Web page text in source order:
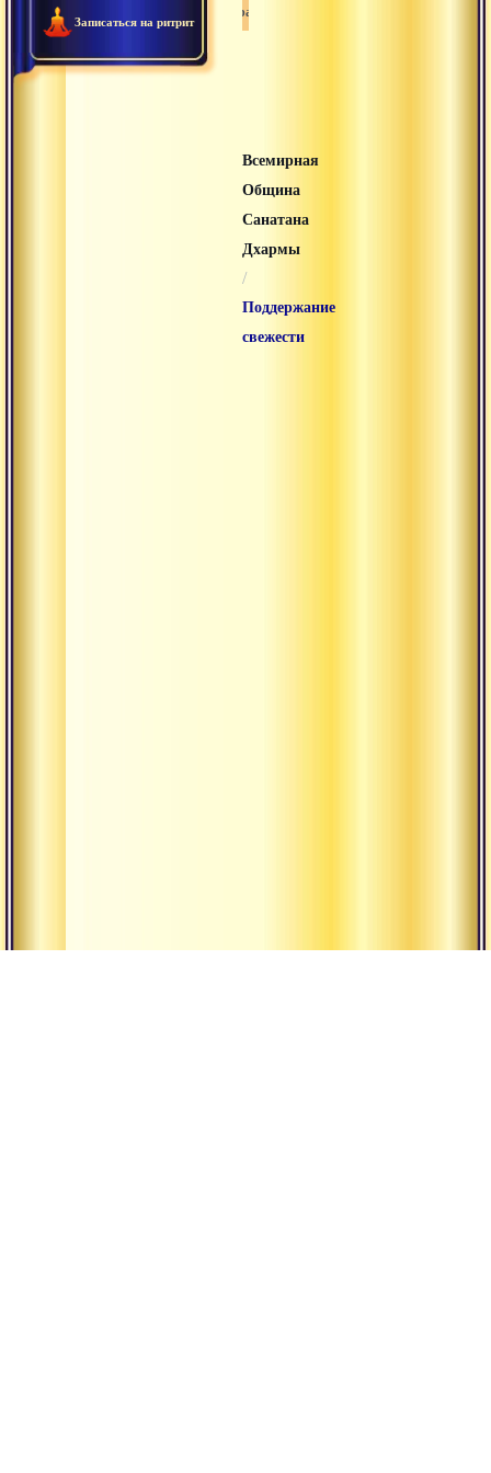
Записаться на ритрит
Ануттара-тантра
Всемирная
Община
Санатана
Дхармы
/
Поддержание
свежести